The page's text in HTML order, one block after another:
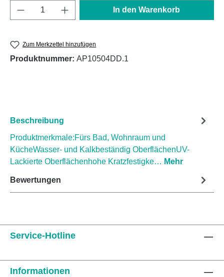
Produkt Anzahl: Gib den gewünschten
In den Warenkorb
Zum Merkzettel hinzufügen
Produktnummer: AP10504DD.1
Beschreibung
Produktmerkmale:Fürs Bad, Wohnraum und
KücheWasser- und Kalkbeständig OberflächenUV-
Lackierte Oberflächenhohe Kratzfestigke… Mehr
Bewertungen
Service-Hotline
Informationen